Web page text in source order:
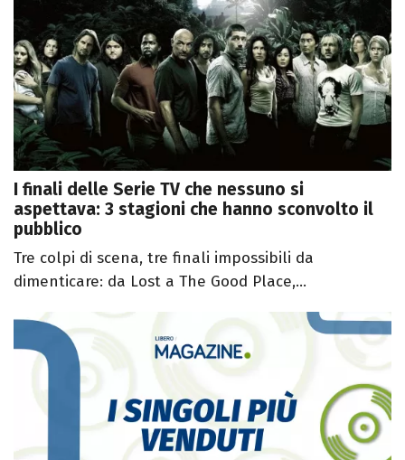
I finali delle Serie TV che nessuno si
aspettava: 3 stagioni che hanno sconvolto il
pubblico
Tre colpi di scena, tre finali impossibili da
dimenticare: da Lost a The Good Place,...